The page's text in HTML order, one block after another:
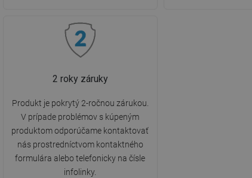
2 roky záruky
Produkt je pokrytý 2-ročnou zárukou.
V prípade problémov s kúpeným
produktom odporúčame kontaktovať
nás prostredníctvom kontaktného
formulára alebo telefonicky na čísle
infolinky.